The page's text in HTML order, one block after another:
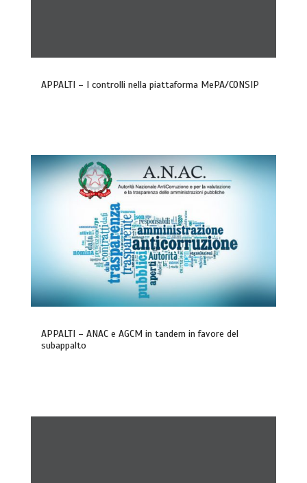
APPALTI – I controlli nella piattaforma MePA/CONSIP
APPALTI – ANAC e AGCM in tandem in favore del
subappalto